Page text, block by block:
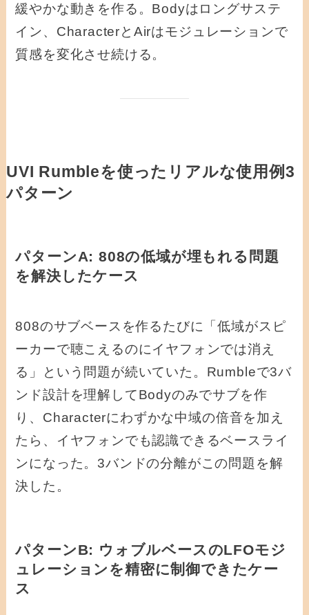
緩やかな動きを作る。Bodyはロングサステ
イン、CharacterとAirはモジュレーションで
質感を変化させ続ける。
UVI Rumbleを使ったリアルな使用例3
パターン
パターンA: 808の低域が埋もれる問題
を解決したケース
808のサブベースを作るたびに「低域がスピ
ーカーで聴こえるのにイヤフォンでは消え
る」という問題が続いていた。Rumbleで3バ
ンド設計を理解してBodyのみでサブを作
り、Characterにわずかな中域の倍音を加え
たら、イヤフォンでも認識できるベースライ
ンになった。3バンドの分離がこの問題を解
決した。
パターンB: ウォブルベースのLFOモジ
ュレーションを精密に制御できたケー
ス